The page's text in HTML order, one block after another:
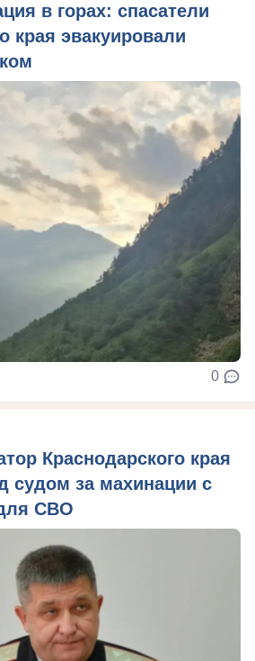
в горах: спасатели
края эвакуировали
0
Краснодарского края
судом за махинации с
СВО